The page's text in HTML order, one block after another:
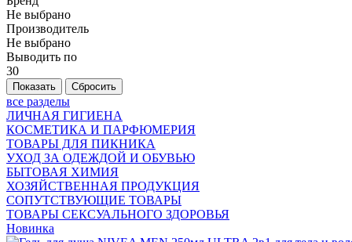
Не выбрано
Производитель
Не выбрано
Выводить по
30
все разделы
ЛИЧНАЯ ГИГИЕНА
КОСМЕТИКА И ПАРФЮМЕРИЯ
ТОВАРЫ ДЛЯ ПИКНИКА
УХОД ЗА ОДЕЖДОЙ И ОБУВЬЮ
БЫТОВАЯ ХИМИЯ
ХОЗЯЙСТВЕННАЯ ПРОДУКЦИЯ
СОПУТСТВУЮЩИЕ ТОВАРЫ
ТОВАРЫ СЕКСУАЛЬНОГО ЗДОРОВЬЯ
Новинка